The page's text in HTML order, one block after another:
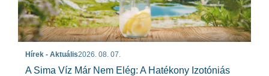
Hírek - Aktuális2026. 08. 07.
A Sima Víz Már Nem Elég: A Hatékony Izotóniás